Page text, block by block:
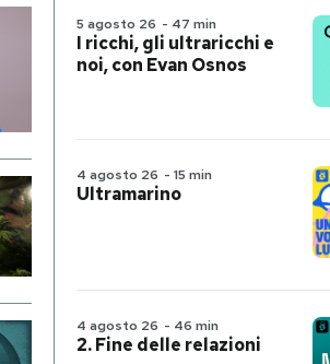
5 agosto 26 - 47 min
I ricchi, gli ultraricchi e
noi, con Evan Osnos
4 agosto 26 - 15 min
Ultramarino
4 agosto 26 - 46 min
2. Fine delle relazioni